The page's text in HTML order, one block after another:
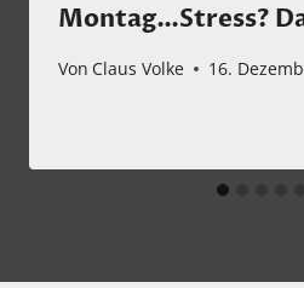
Montag…Stress?
Von Claus Volke 16.